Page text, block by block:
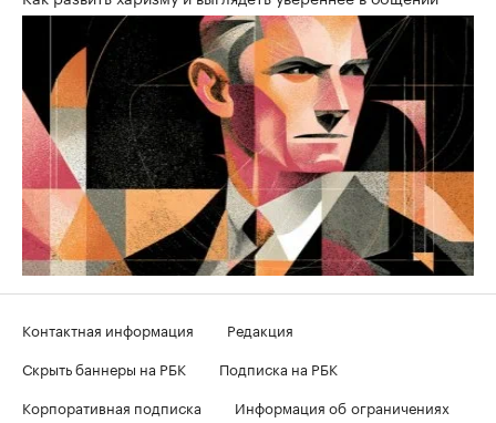
Контактная информация
Редакция
Скрыть баннеры на РБК
Подписка на РБК
Корпоративная подписка
Информация об ограничениях